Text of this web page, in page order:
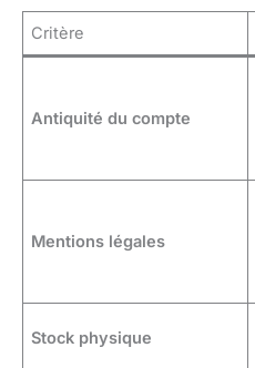
Critère
Antiquité du compte
Mentions légales
Stock physique